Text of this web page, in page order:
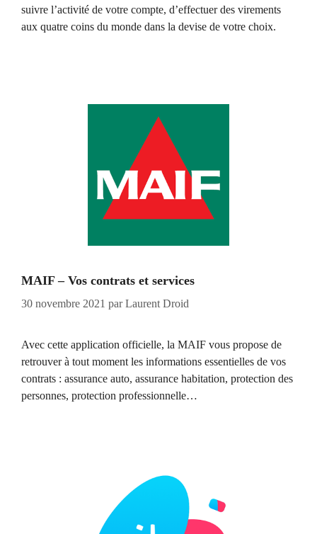
suivre l’activité de votre compte, d’effectuer des virements
aux quatre coins du monde dans la devise de votre choix.
MAIF – Vos contrats et services
30 novembre 2021 parLaurent Droid
Avec cette application officielle, la MAIF vous propose de
retrouver à tout moment les informations essentielles de vos
contrats : assurance auto, assurance habitation, protection des
personnes, protection professionnelle…